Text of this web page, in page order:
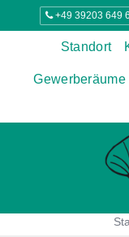
+49 39203 649
Standort
Gewerberäume